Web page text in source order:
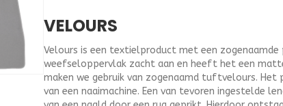
VELOURS
Velours is een textielproduct met een
weefseloppervlak zacht aan en heeft het een
maken we gebruik van zogenaamd tuftvelours.
van een naaimachine. Een van tevoren ingestelde